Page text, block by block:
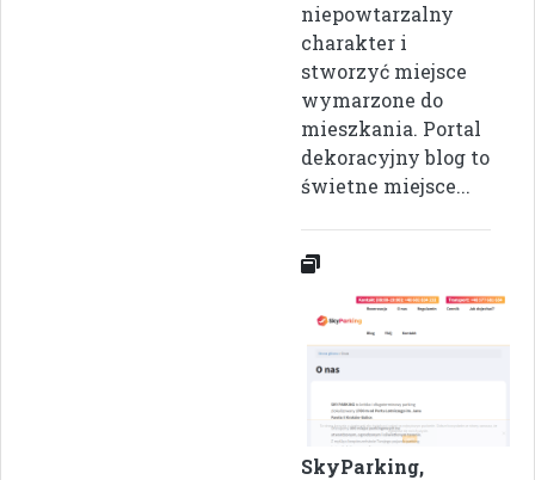
niepowtarzalny
charakter i
stworzyć miejsce
wymarzone do
mieszkania. Portal
dekoracyjny blog to
świetne miejsce...
SkyParking,